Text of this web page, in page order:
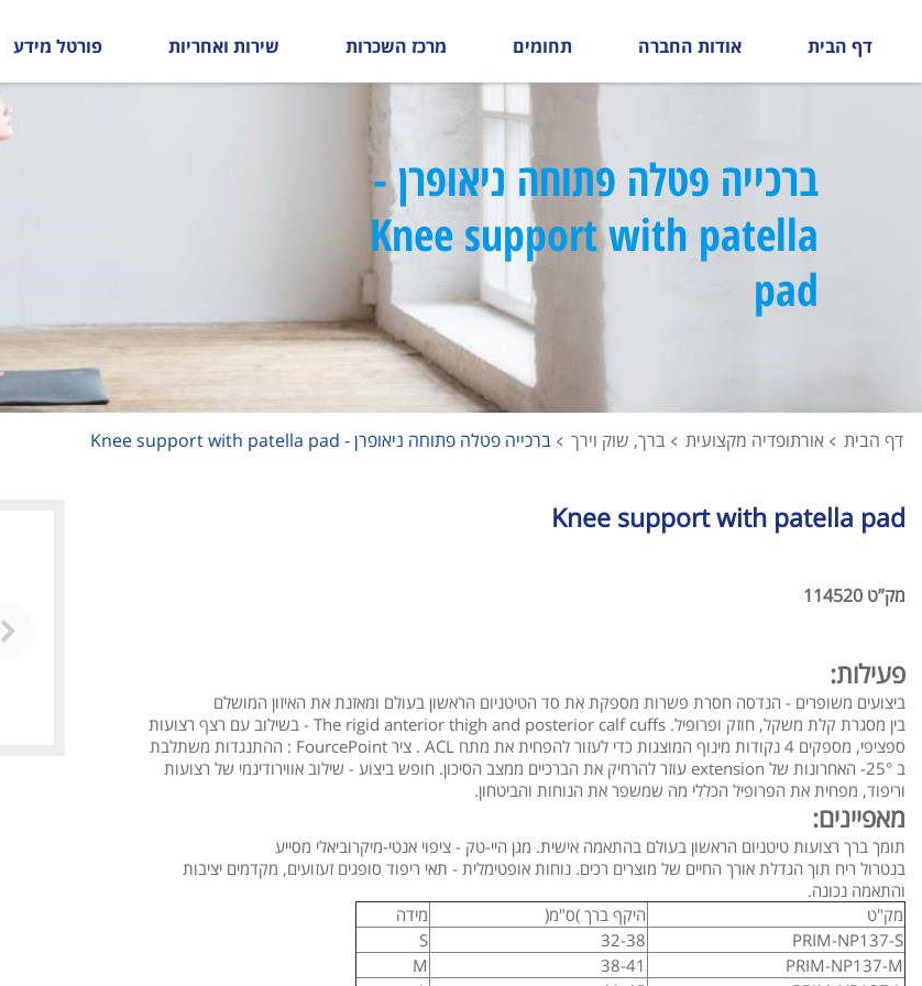
דף הבית אודות החברה תחומים מרכז השכרות שירות ואחריות פורטל מידע
ברכייה פטלה פתוחה ניאופרן -
Knee support with patella
pad
דף הבית אורתופדיה מקצועית ברך, שוק וירך ברכייה פטלה פתוחה ניאופרן - Knee support with patella pad
Knee support with patella pad
מק”ט 114520
פעילות:
ביצועים משופרים - הנדסה חסרת פשרות מספקת את סד הטיטניום הראשון בעולם ומאזנת את האיזון המושלם
בין מסגרת קלת משקל, חוזק ופרופיל. The rigid anterior thigh and posterior calf cuffs - בשילוב עם רצף רצועות
ספציפי, מספקים 4 נקודות מינוף המוצגות כדי לעזור להפחית את מתח ACL . ציר FourcePoint : ההתנגדות משתלבת
ב 25°- האחרונות של extension עוזר להרחיק את הברכיים ממצב הסיכון. חופש ביצוע - שילוב אווירודינמי של רצועות
וריפוד, מפחית את הפרופיל הכללי מה שמשפר את הנוחות והביטחון.
מאפיינים:
תומך ברך רצועות טיטניום הראשון בעולם בהתאמה אישית. מגן היי-טק - ציפוי אנטי-מיקרוביאלי מסייע
בנטרול ריח תוך הגדלת אורך החיים של מוצרים רכים. נוחות אופטימלית - תאי ריפוד סופגים זעזועים, מקדמים יציבות
והתאמה נכונה.
מק"ט
היקף ברך )ס"מ(
מידה
PRIM-NP137-S
32-38
S
PRIM-NP137-M
38-41
M